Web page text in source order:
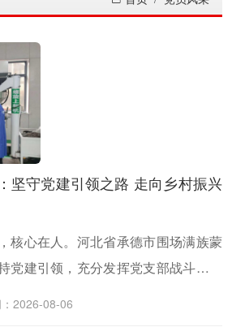
播党建理论
切党群关系
递党的声音
坚守党建引领之路 走向乡村振兴
核心在人。河北省承德市围场满族蒙
党建引领，充分发挥党支部战斗堡垒
2026-08-06